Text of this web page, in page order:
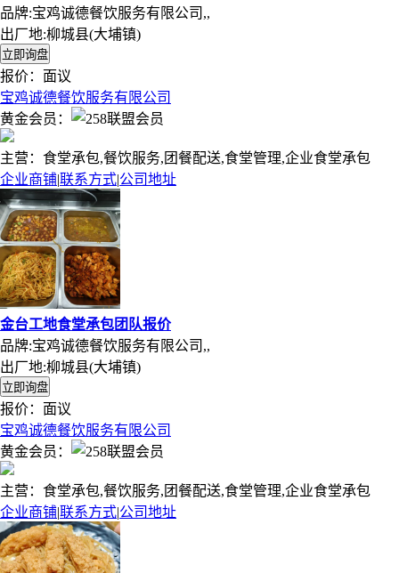
品牌:宝鸡诚德餐饮服务有限公司,,
出厂地:柳城县(大埔镇)
报价： 面议
宝鸡诚德餐饮服务有限公司
黄金会员：
主营：食堂承包,餐饮服务,团餐配送,食堂管理,企业食堂承包
企业商铺|联系方式|公司地址
金台工地食堂承包团队报价
品牌:宝鸡诚德餐饮服务有限公司,,
出厂地:柳城县(大埔镇)
报价： 面议
宝鸡诚德餐饮服务有限公司
黄金会员：
主营：食堂承包,餐饮服务,团餐配送,食堂管理,企业食堂承包
企业商铺|联系方式|公司地址